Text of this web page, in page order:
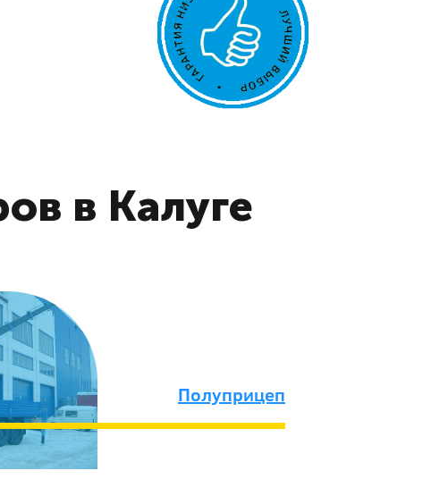
в Калуге
Полуприцеп